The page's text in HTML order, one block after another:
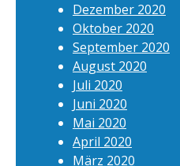
Dezember 2020
Oktober 2020
September 2020
August 2020
Juli 2020
Juni 2020
Mai 2020
April 2020
März 2020